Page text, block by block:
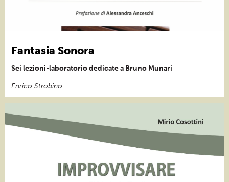
Fantasia Sonora
Sei lezioni-laboratorio dedicate a Bruno Munari
Enrico Strobino